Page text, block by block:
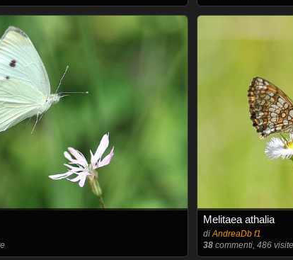
Melitaea athalia
diAndreaDb f1
38commenti, 486 visite